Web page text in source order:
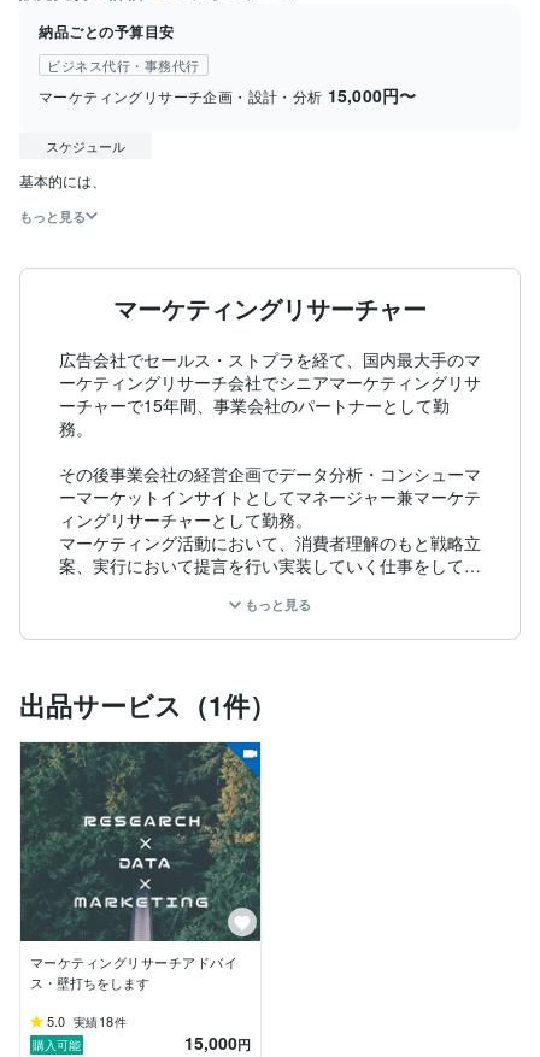
納品ごとの予算目安
ビジネス代行・事務代行
マーケティングリサーチ企画・設計・分析 15,000円〜
スケジュール
基本的には、
もっと見る
マーケティングリサーチャー
広告会社でセールス・ストプラを経て、国内最大手のマ
ーケティングリサーチ会社でシニアマーケティングリサ
ーチャーで15年間、事業会社のパートナーとして勤
務。
その後事業会社の経営企画でデータ分析・コンシューマ
ーマーケットインサイトとしてマネージャー兼マーケテ
ィングリサーチャーとして勤務。
マーケティング活動において、消費者理解のもと戦略立
案、実行において提言を行い実装していく仕事をしてい
前職では、企業のマーケティング部や商品開発部、コミ
を通じてデータをもとに施策立案、打ち手への落とし込
みをパートナーとして仕事をしていました。
専門領域は、食品・飲料・FMCG・消費財・ITサービ
ス、・メディア領域が強いです。
現職は、事業会社でマーケティングリサーチやデータア
ナリティクスで各部門へマーケティング戦略立案のため
のアクションしてもらうための提言を行っています。
現職・前職のキャリアを通じて、企業のマーケティング
課題に対して、課題整理から仮説構築の仕方・リサーチ
企画・リサーチの設計アドバイス・データ解釈や示唆出
しなど、課題や方向性に対してモヤモヤしたコトに対す
ンサルティングなどお気軽にご相談ください。
もっと見る
出品サービス（1件）
マーケティングリサーチアドバイ
ス・壁打ちをします
5.0 実績18件
購入可能
15,000円